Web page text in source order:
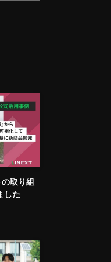
取り組
した